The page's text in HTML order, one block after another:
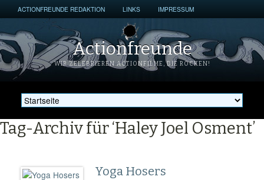
ACTIONFREUNDE REDAKTION LINKS IMPRESSUM
Actionfreunde
WIR ZELEBRIEREN ACTIONFILME, DIE ROCKEN!
Tag-Archiv für ‘Haley Joel Osment’
Yoga Hosers